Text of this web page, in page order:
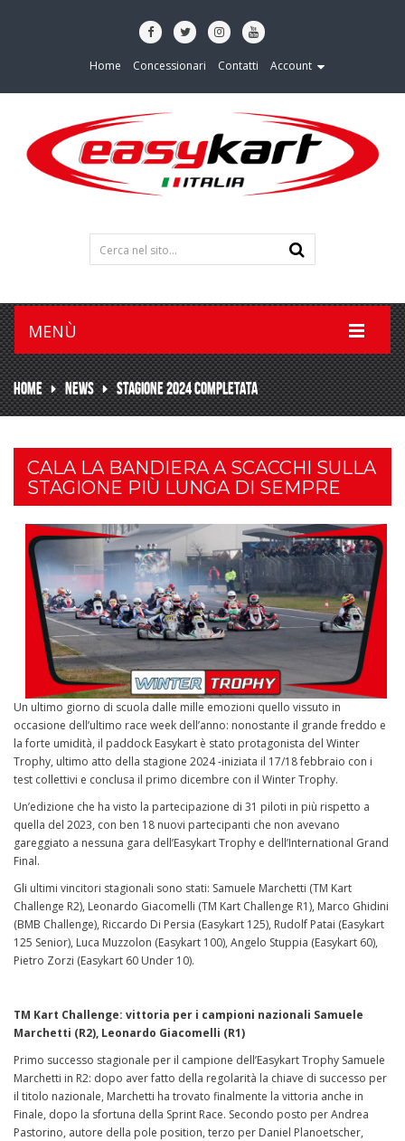
Home Concessionari Contatti Account
MENÙ
HOME NEWS STAGIONE 2024 COMPLETATA
CALA LA BANDIERA A SCACCHI SULLA
STAGIONE PIÙ LUNGA DI SEMPRE
Un ultimo giorno di scuola dalle mille emozioni quello vissuto in
occasione dell’ultimo race week dell’anno: nonostante il grande freddo e
la forte umidità, il paddock Easykart è stato protagonista del Winter
Trophy, ultimo atto della stagione 2024 -iniziata il 17/18 febbraio con i
test collettivi e conclusa il primo dicembre con il Winter Trophy.
Un’edizione che ha visto la partecipazione di 31 piloti in più rispetto a
quella del 2023, con ben 18 nuovi partecipanti che non avevano
gareggiato a nessuna gara dell’Easykart Trophy e dell’International Grand
Final.
Gli ultimi vincitori stagionali sono stati: Samuele Marchetti (TM Kart
Challenge R2), Leonardo Giacomelli (TM Kart Challenge R1), Marco Ghidini
(BMB Challenge), Riccardo Di Persia (Easykart 125), Rudolf Patai (Easykart
125 Senior), Luca Muzzolon (Easykart 100), Angelo Stuppia (Easykart 60),
Pietro Zorzi (Easykart 60 Under 10).
TM Kart Challenge: vittoria per i campioni nazionali Samuele
Marchetti (R2), Leonardo Giacomelli (R1)
Primo successo stagionale per il campione dell’Easykart Trophy Samuele
Marchetti in R2: dopo aver fatto della regolarità la chiave di successo per
il titolo nazionale, Marchetti ha trovato finalmente la vittoria anche in
Finale, dopo la sfortuna della Sprint Race. Secondo posto per Andrea
Pastorino, autore della pole position, terzo per Daniel Planoetscher,